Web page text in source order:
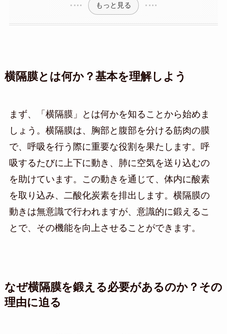
もっと見る
横隔膜とは何か？基本を理解しよう
まず、「横隔膜」とは何かを知ることから始めま
しょう。横隔膜は、胸部と腹部を分ける筋肉の膜
で、呼吸を行う際に重要な役割を果たします。呼
吸するたびに上下に動き、肺に空気を送り込むの
を助けています。この動きを通じて、体内に酸素
を取り込み、二酸化炭素を排出します。横隔膜の
動きは無意識で行われますが、意識的に鍛えるこ
とで、その機能を向上させることができます。
なぜ横隔膜を鍛える必要があるのか？その
理由に迫る